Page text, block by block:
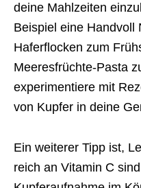
deine Mahlzeiten
Beispiel eine Handvoll
Haferflocken zum
Meeresfrüchte-Pasta
experimentiere mit
von Kupfer in deine
Ein weiterer Tipp ist,
reich an Vitamin C